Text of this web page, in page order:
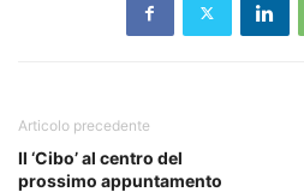
Articolo precedente
Il ‘Cibo’ al centro del
prossimo appuntamento